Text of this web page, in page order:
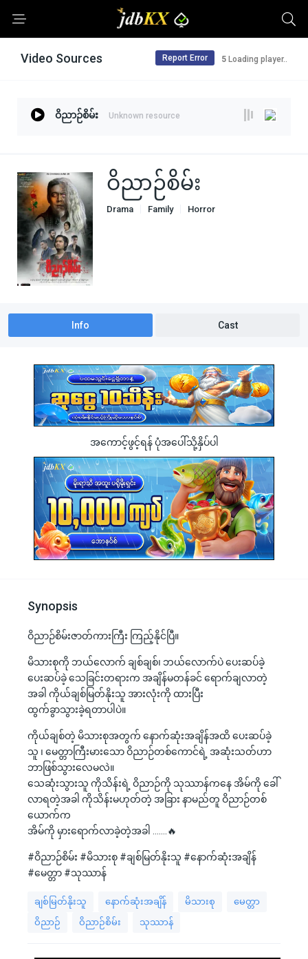
Video Sources 5 Loading player..
Report Error
ဝိညာဉ်စိမ်း Unknown resource
ဝိညာဉ်စိမ်း
Drama Family
Horror
Info Cast
အကောင့်ဖွင့်ရန် ပုံအပေါ်သို့နှိပ်ပါ
Synopsis
ဝိညာဉ်စိမ်းဇာတ်ကားကြီး ကြည့်နိုင်ပြီ။
မိသားစုကို ဘယ်လောက် ချစ်ချစ်၊ ဘယ်လောက်ပဲ ပေးဆပ်ခဲ့
ပေးဆပ်ခဲ့ သေခြင်းတရားက အချိန်မတန်ခင် ရောက်ချလာတဲ့
အခါ ကိုယ်ချစ်မြတ်နိုးသူ အားလုံးကို ထားပြီး
ထွက်ခွာသွားခဲ့ရတာပါပဲ။
ကိုယ်ချစ်တဲ့ မိသားစုအတွက် နောက်ဆုံးအချိန်အထိ ပေးဆပ်ခဲ့
သူ ၊ မေတ္တာကြီးမားသော ဝိညာဉ်တစ်ကောင်ရဲ့ အဆုံးသတ်ဟာ
ဘာဖြစ်သွားလေမလဲ။
သေဆုံးသွားသူ ကိုသိန်းရဲ့ ဝိညာဉ်ကို သုဿာန်ကနေ အိမ်ကို ခေါ်
လာရတဲ့အခါ ကိုသိန်းမဟုတ်တဲ့ အခြား နာမည်တူ ဝိညာဉ်တစ်
ယောက်က
အိမ်ကို မှားရောက်လာခဲ့တဲ့အခါ …….🔥
#ဝိညာဉ်စိမ်း #မိသားစု #ချစ်မြတ်နိုးသူ #နောက်ဆုံးအချိန်
#မေတ္တာ #သုဿာန်
ချစ်မြတ်နိုးသူ နောက်ဆုံးအချိန် မိသားစု
မေတ္တာ
ဝိညာဉ်
ဝိညာဉ်စိမ်း သုဿာန်